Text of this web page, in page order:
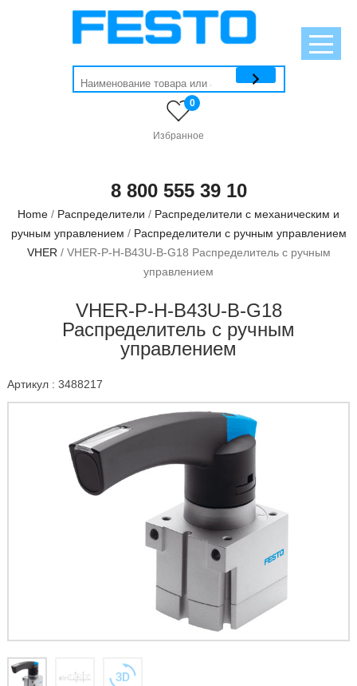
Избранное
0
8 800 555 39 10
Home / Распределители / Распределители с механическим и
ручным управлением / Распределители с ручным управлением
VHER / VHER-P-H-B43U-B-G18 Распределитель с ручным
управлением
VHER-P-H-B43U-B-G18
Распределитель с ручным
управлением
Артикул : 3488217